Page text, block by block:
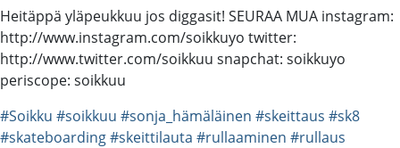
Heitäppä yläpeukkuu jos diggasit! SEURAA MUA instagram:
http://www.instagram.com/soikkuyo twitter:
http://www.twitter.com/soikkuu snapchat: soikkuyo
periscope: soikkuu
#Soikku #soikkuu #sonja_hämäläinen #skeittaus #sk8
#skateboarding#skeittilauta #rullaaminen #rullaus